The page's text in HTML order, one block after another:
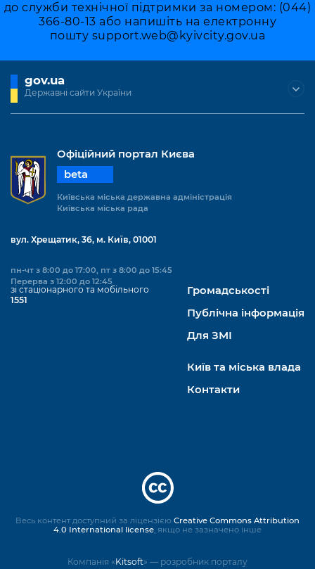
до служби технічної підтримки за номером: (044)
366-80-13 або напишіть на електронну
пошту support.web@kyivcity.gov.ua
gov.ua
Державні сайти України
Офіційний портал Києва
beta
Київська міська державна адміністрація
Київська міська рада
вул. Хрещатик, 36, м. Київ, 01001
пн-чт з 8:00 до 17:00, пт з 8:00 до 15:45
Перерва з 12:00 до 12:45
зі стаціонарного та мобільного
1551
Громадськості
Публічна інформація
Для ЗМІ
Київ та міська влада
Контакти
Компанія «Kitsoft» — розробник порталу
Весь контент доступний за ліцензією Creative Commons Attribution
4.0 International license, якщо не зазначено інше